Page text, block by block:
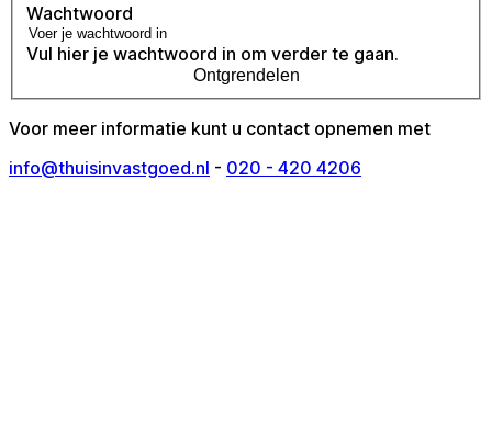
Wachtwoord
Vul hier je wachtwoord in om verder te gaan.
Ontgrendelen
Voor meer informatie kunt u contact opnemen met
info@thuisinvastgoed.nl - 020 - 420 4206